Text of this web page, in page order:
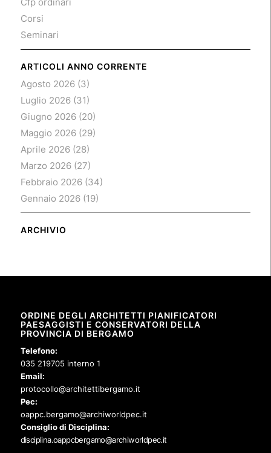
Corsi
Seminari
ARTICOLI ANNO CORRENTE
Agosto 2026(3)
Luglio 2026(31)
Giugno 2026(20)
Maggio 2026(29)
Aprile 2026(28)
Marzo 2026(27)
Febbraio 2026(34)
Gennaio 2026(19)
ARCHIVIO
ORDINE DEGLI ARCHITETTI PIANIFICATORI
PAESAGGISTI E CONSERVATORI DELLA
PROVINCIA DI BERGAMO
Telefono:
035 219705 interno 1
Email:
protocollo@architettibergamo.it
Pec:
oappc.bergamo@archiworldpec.it
Consiglio di Disciplina:
disciplina.oappcbergamo@archiworldpec.it